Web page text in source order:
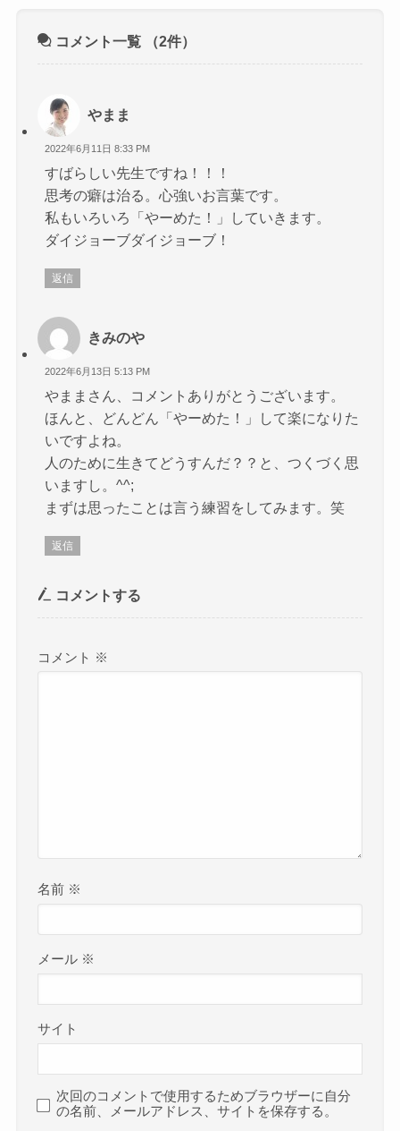
コメント一覧 （2件）
やまま
2022年6月11日 8:33 PM
すばらしい先生ですね！！！
思考の癖は治る。心強いお言葉です。
私もいろいろ「やーめた！」していきます。
ダイジョーブダイジョーブ！
返信
きみのや
2022年6月13日 5:13 PM
やままさん、コメントありがとうございます。
ほんと、どんどん「やーめた！」して楽になりた
いですよね。
人のために生きてどうすんだ？？と、つくづく思
いますし。^^;
まずは思ったことは言う練習をしてみます。笑
返信
コメントする
コメント ※
名前 ※
メール ※
サイト
次回のコメントで使用するためブラウザーに自分
の名前、メールアドレス、サイトを保存する。